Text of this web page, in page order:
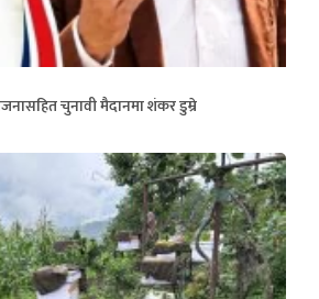
चुनावी मैदानमा शंकर डुम्रे